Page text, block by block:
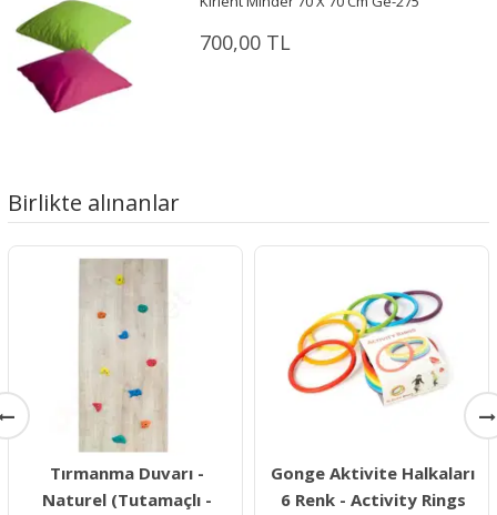
700,00 TL
Birlikte alınanlar
Tırmanma Duvarı -
Naturel (Tutamaçlı -
Gonge Aktivite Halkaları
6 Renk - Activity Rings